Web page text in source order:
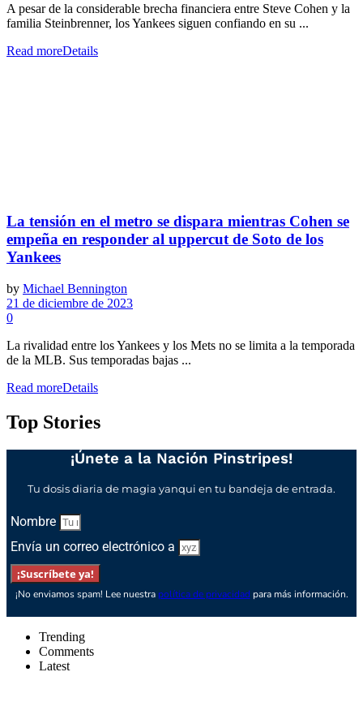
A pesar de la considerable brecha financiera entre Steve Cohen y la
familia Steinbrenner, los Yankees siguen confiando en su ...
Read moreDetails
La tensión en el metro se dispara mientras Cohen se
empeña en responder al uppercut de Soto de los
Yankees
by Michael Bennington
21 de diciembre de 2023
0
La rivalidad entre los Yankees y los Mets no se limita a la temporada
de la MLB. Sus temporadas bajas ...
Read moreDetails
Top Stories
¡Únete a la Nación Pinstripes!
Tu dosis diaria de magia yanqui en tu bandeja de entrada.
Nombre
Envía un correo electrónico a
¡Suscríbete ya!
¡No enviamos spam! Lee nuestra política de privacidad para más información.
Trending
Comments
Latest